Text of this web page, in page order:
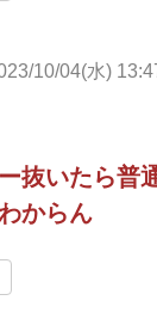
10/04(水)
抜いたら普
からん